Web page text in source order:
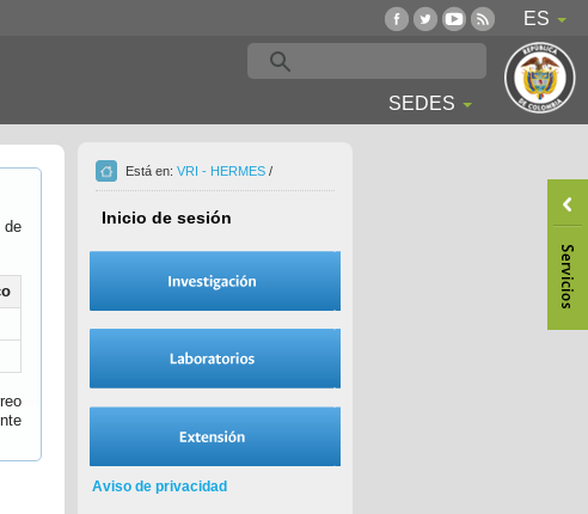
ES
SEDES
Está en: VRI - HERMES /
Inicio de sesión
Aviso de privacidad